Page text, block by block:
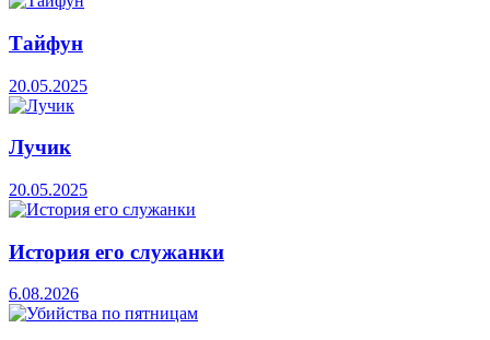
Тайфун
20.05.2025
Лучик
20.05.2025
История его служанки
6.08.2026